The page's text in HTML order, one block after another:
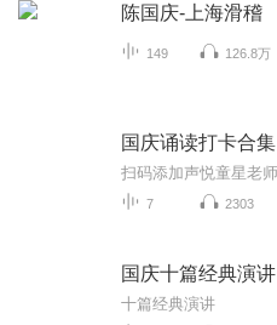
陈国庆-上海滑稽
149 126.8万
国庆诵读打卡合集
7 2303
国庆十篇经典演讲
十篇经典演讲